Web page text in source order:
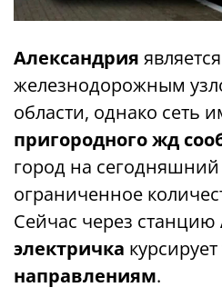
Александрия
железнодорожным
области, однако сеть
пригородного жд
город на
ограниченное
Сейчас через станцию ​​
электричка
направлениям.